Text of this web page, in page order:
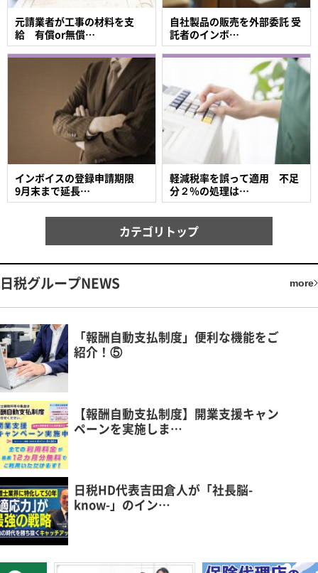
自社製品の販売を外部委託 受
託者のインボ…
元請業者が工事の材料を支
給 有償or無償…
軽減税率を誤って適用 不足
分２％の処理は…
インボイスの登録申請期限
9月末まで延長…
カテゴリトップ
日税グループNEWS more
「報酬自動支払制度」便利な機能をご
紹介！⑤
【報酬自動支払制度】開業支援キャン
ペーンを実施しま…
日税HD代表吉田倉人が「社長脳-
know-」のイン…